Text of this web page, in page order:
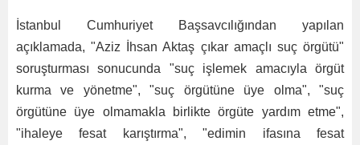
İstanbul Cumhuriyet Başsavcılığından yapılan
açıklamada, "Aziz İhsan Aktaş çıkar amaçlı suç örgütü"
soruşturması sonucunda "suç işlemek amacıyla örgüt
kurma ve yönetme", "suç örgütüne üye olma", "suç
örgütüne üye olmamakla birlikte örgüte yardım etme",
"ihaleye fesat karıştırma", "edimin ifasına fesat